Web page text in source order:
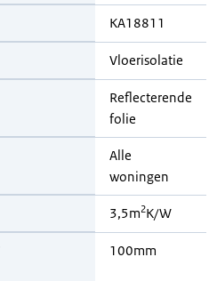
KA18811
Vloerisolatie
Reflecterende
folie
Alle
woningen
3,5m2K/W
100mm